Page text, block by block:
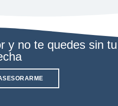
y no te quedes sin tu